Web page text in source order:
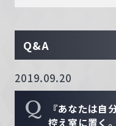
Q&A
2019.09.20
Q
『あなたは自
控え室に置く